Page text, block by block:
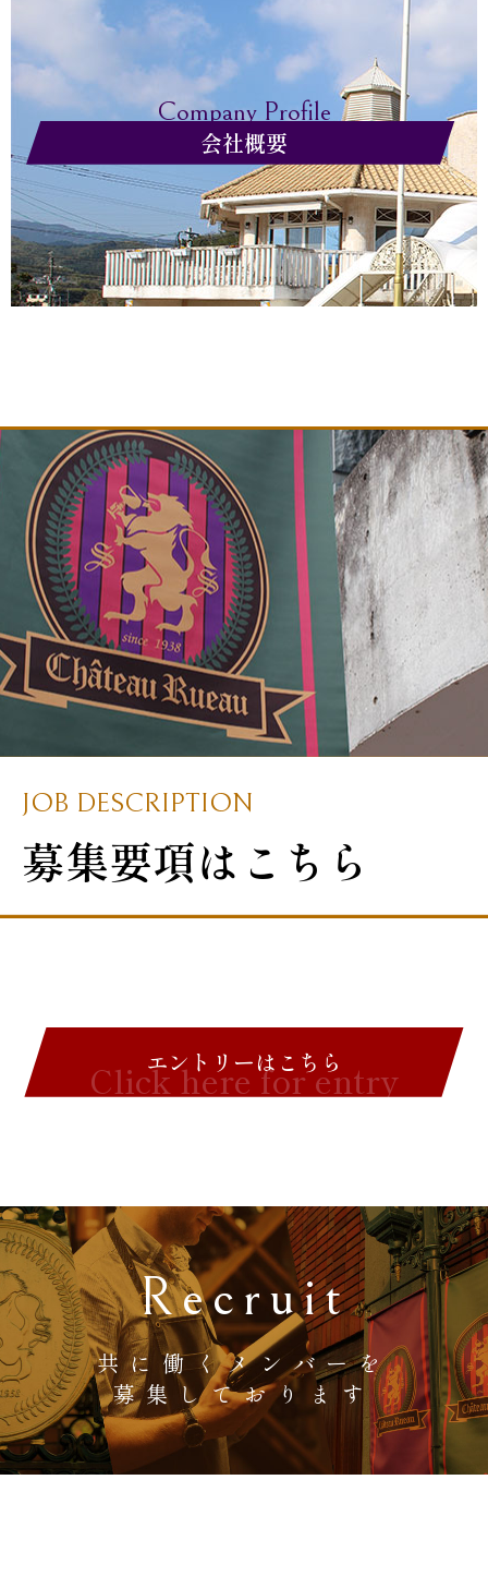
Company Profile
会社概要
JOB DESCRIPTION
募集要項はこちら
エントリーはこちら
Click here for entry
Recruit
共に働くメンバーを
募集しております